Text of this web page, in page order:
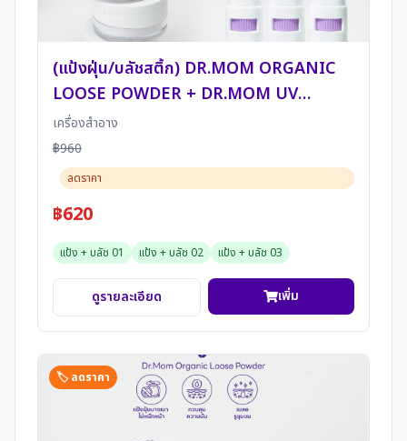
(แป้งฝุ่น/บลัชสติ้ก) DR.MOM ORGANIC
LOOSE POWDER + DR.MOM UV
FILTER SHINE STICK 9g
เครื่องสำอาง
฿960
ลดราคา
฿620
แป้ง + บลัช 01 แป้ง + บลัช 02 แป้ง + บลัช 03
ดูรายละเอียด เพิ่ม
🏷️ ลดราคา